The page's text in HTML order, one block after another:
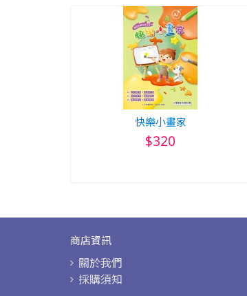
快樂小畫家
$320
商店資訊
關於我們
採購須知